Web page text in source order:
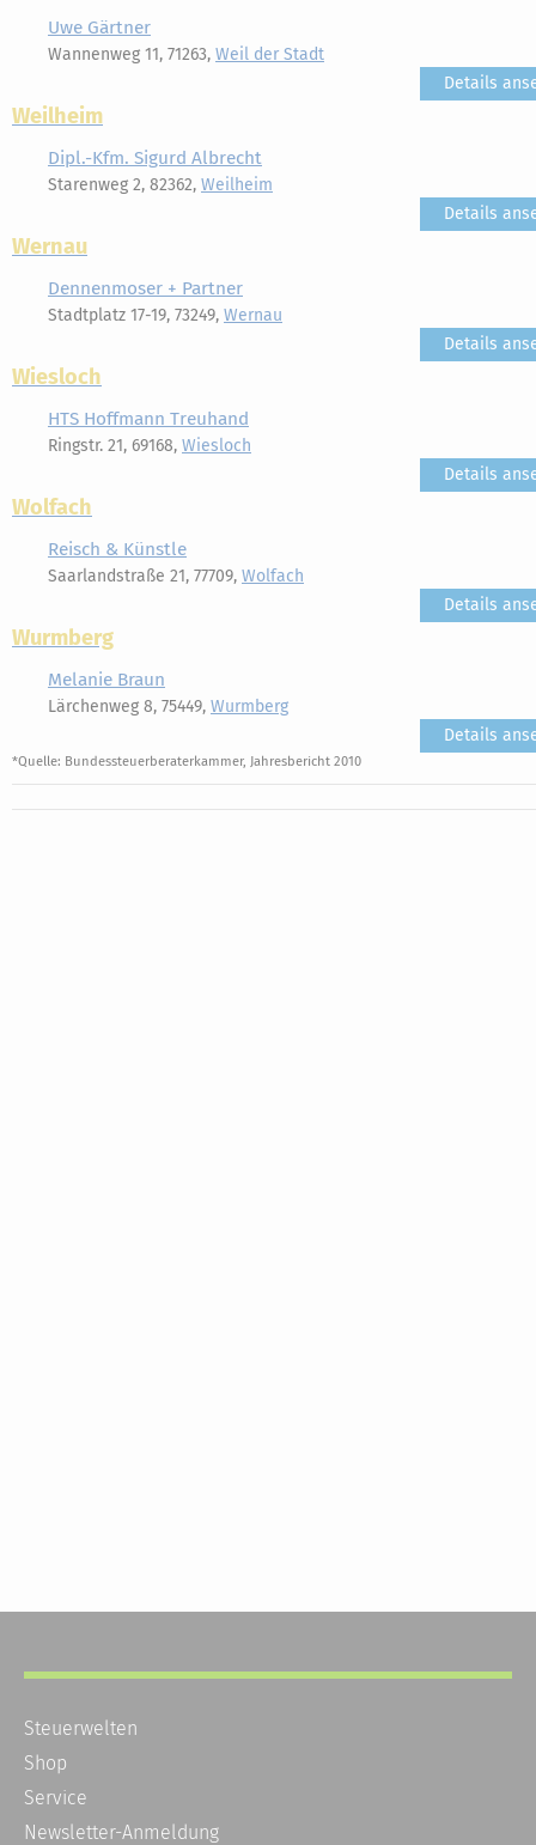
Uwe Gärtner
Wannenweg 11, 71263, Weil der Stadt
Details
Weilheim
Dipl.-Kfm. Sigurd Albrecht
Starenweg 2, 82362, Weilheim
Details
Wernau
Dennenmoser + Partner
Stadtplatz 17-19, 73249, Wernau
Details
Wiesloch
HTS Hoffmann Treuhand
Ringstr. 21, 69168, Wiesloch
Details
Wolfach
Reisch & Künstle
Saarlandstraße 21, 77709, Wolfach
Details
Wurmberg
Melanie Braun
Lärchenweg 8, 75449, Wurmberg
Details
*Quelle: Bundessteuerberaterkammer, Jahresbericht 2010
Steuerwelten
Shop
Service
Newsletter-Anmeldung